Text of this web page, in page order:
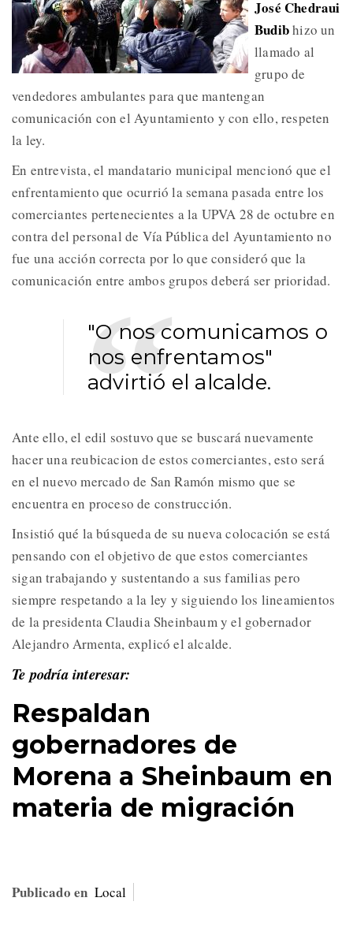
José Chedraui
Budibhizo un
llamado al
grupo de
vendedores ambulantes para que mantengan
comunicación con el Ayuntamiento y con ello, respeten
la ley.
En entrevista, el mandatario municipal mencionó que el
enfrentamiento que ocurrió la semana pasada entre los
comerciantes pertenecientes a la UPVA 28 de octubre en
contra del personal de Vía Pública del Ayuntamiento no
fue una acción correcta por lo que consideró que la
comunicación entre ambos grupos deberá ser prioridad.
"O nos comunicamos o
nos enfrentamos"
advirtió el alcalde.
Ante ello, el edil sostuvo que se buscará nuevamente
hacer una reubicacion de estos comerciantes, esto será
en el nuevo mercado de San Ramón mismo que se
encuentra en proceso de construcción.
Insistió qué la búsqueda de su nueva colocación se está
pensando con el objetivo de que estos comerciantes
sigan trabajando y sustentando a sus familias pero
siempre respetando a la ley y siguiendo los lineamientos
de la presidenta Claudia Sheinbaum y el gobernador
Alejandro Armenta, explicó el alcalde.
Te podría interesar:
Respaldan
gobernadores de
Morena a Sheinbaum en
materia de migración
Publicado en Local